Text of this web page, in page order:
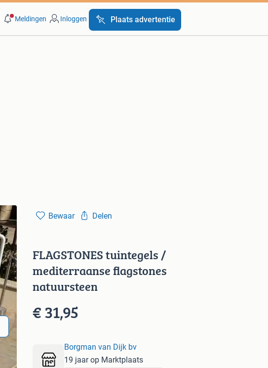
Meldingen Inloggen Plaats advertentie
Bewaar Delen
FLAGSTONES tuintegels /
mediterraanse flagstones
natuursteen
€ 31,95
Borgman van Dijk bv
19 jaar op Marktplaats